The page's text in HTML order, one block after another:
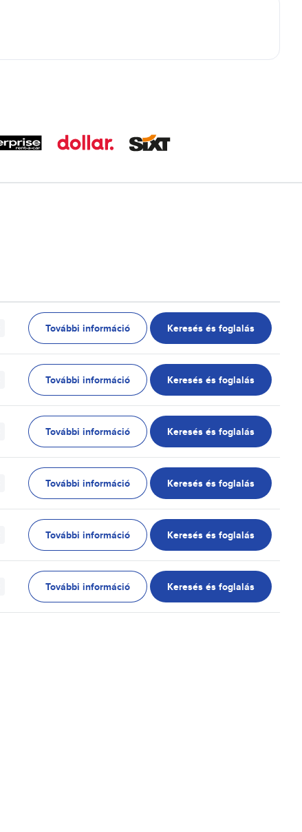
További információ Keresés és foglalás
További információ Keresés és foglalás
További információ Keresés és foglalás
További információ Keresés és foglalás
További információ Keresés és foglalás
További információ Keresés és foglalás